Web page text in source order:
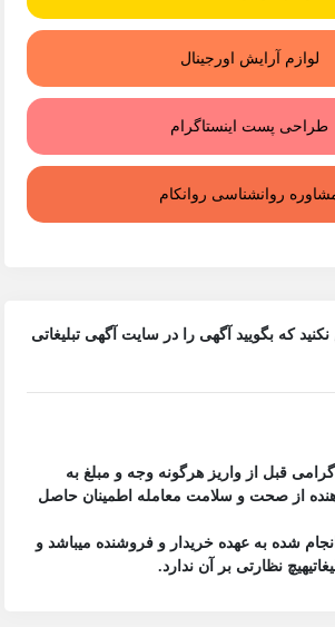
لوازم آرایش اورجینال
طراحی پست اینستاگرام
روانشناسی روانکام
که بگویید آگهی را درسایت آگهی تبلیغاتی
گرامی قبل از واریز هرگونه وجه و مبلغ به
از صحت و سلامت معامله اطمینان حاصل
شده به عهده خریدار و فروشنده میباشد و
هیچ نظارتی بر آن ندارد.